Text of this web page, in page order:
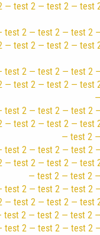
test 2 — test 2 — test
2 — test 2 — test 2
test 2 — test 2 — test
2 — test 2 — test 2
test 2 — test 2 — test
2 — test 2 — test 2
test 2 — test 2 — test
— test 2
2 — test 2 — test 2
test 2 — test 2 — test
— test 2 — test 2
2 — test 2 — test 2
test 2 — test 2 — test
test 2 — test 2 — test 2
2 — test 2 — test 2